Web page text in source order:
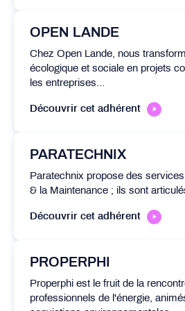
OPEN LANDE
Chez Open Lande, nous
écologique et sociale en projets
les entreprises...
Découvrir cet adhérent
PARATECHNIX
Paratechnix propose des services
& la Maintenance ; ils sont
Découvrir cet adhérent
PROPERPHI
Properphi est le fruit de la
professionnels de l'énergie,